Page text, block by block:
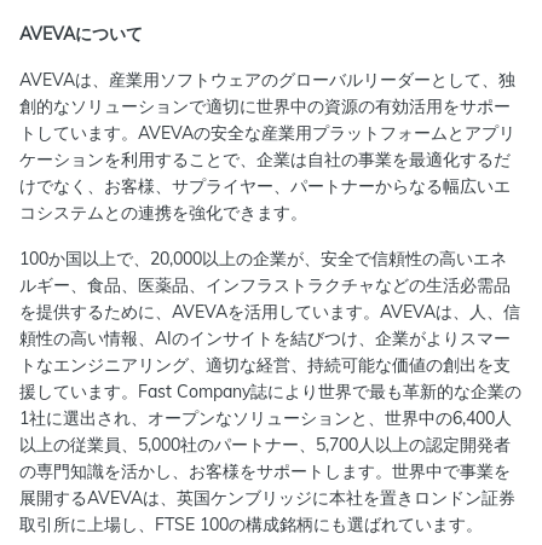
AVEVAについて
AVEVAは、産業用ソフトウェアのグローバルリーダーとして、独
創的なソリューションで適切に世界中の資源の有効活用をサポー
トしています。AVEVAの安全な産業用プラットフォームとアプリ
ケーションを利用することで、企業は自社の事業を最適化するだ
けでなく、お客様、サプライヤー、パートナーからなる幅広いエ
コシステムとの連携を強化できます。
100か国以上で、20,000以上の企業が、安全で信頼性の高いエネ
ルギー、食品、医薬品、インフラストラクチャなどの生活必需品
を提供するために、AVEVAを活用しています。AVEVAは、人、信
頼性の高い情報、AIのインサイトを結びつけ、企業がよりスマー
トなエンジニアリング、適切な経営、持続可能な価値の創出を支
援しています。Fast Company誌により世界で最も革新的な企業の
1社に選出され、オープンなソリューションと、世界中の6,400人
以上の従業員、5,000社のパートナー、5,700人以上の認定開発者
の専門知識を活かし、お客様をサポートします。世界中で事業を
展開するAVEVAは、英国ケンブリッジに本社を置きロンドン証券
取引所に上場し、FTSE 100の構成銘柄にも選ばれています。